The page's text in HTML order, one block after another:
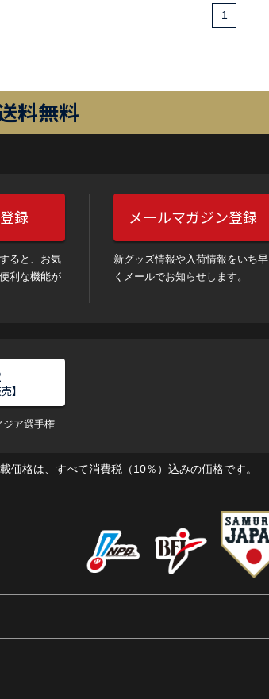
1
料無料
録
ると、お気
利な機能が
メールマガジン登録
新グッズ情報や入荷情報をいち早
くメールでお知らせします。
】
ジア選手権
価格は、すべて消費税（10％）込みの価格です。